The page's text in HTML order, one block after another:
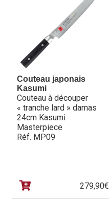
Couteau japonais
Kasumi
Couteau à découper
« tranche lard » damas
24cm Kasumi
Masterpiece
Réf. MP09
279,90€